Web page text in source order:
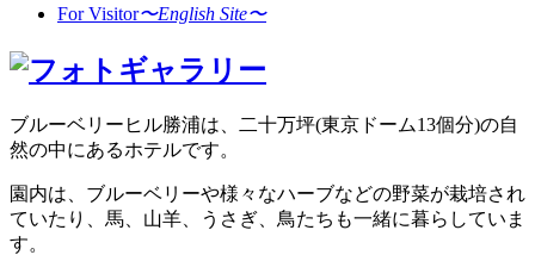
For Visitor〜English Site〜
ブルーベリーヒル勝浦は、二十万坪(東京ドーム13個分)の自
然の中にあるホテルです。
園内は、ブルーベリーや様々なハーブなどの野菜が栽培され
ていたり、馬、山羊、うさぎ、鳥たちも一緒に暮らしていま
す。